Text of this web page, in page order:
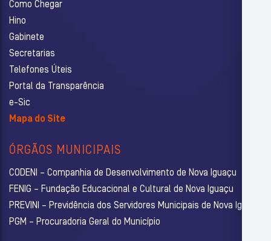
Como Chegar
Hino
Gabinete
Secretarias
Telefones Úteis
Portal da Transparência
e-Sic
Mapa do Site
ÓRGÃOS MUNICIPAIS
CODENI – Companhia de Desenvolvimento de Nova Iguaçu
FENIG – Fundação Educacional e Cultural de Nova Iguaçu
PREVINI – Previdência dos Servidores Municipais de Nova Iguaçu
PGM – Procuradoria Geral do Município